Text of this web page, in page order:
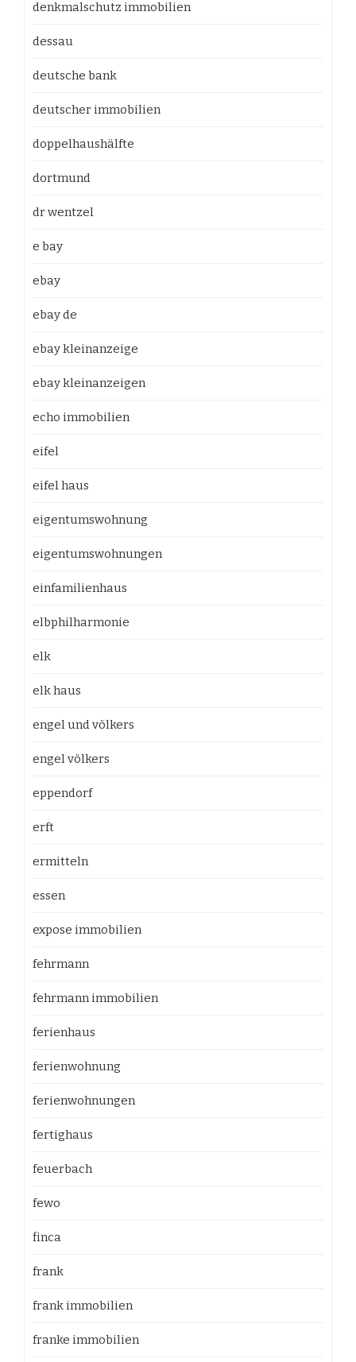
denkmalschutz immobilien
dessau
deutsche bank
deutscher immobilien
doppelhaushälfte
dortmund
dr wentzel
e bay
ebay
ebay de
ebay kleinanzeige
ebay kleinanzeigen
echo immobilien
eifel
eifel haus
eigentumswohnung
eigentumswohnungen
einfamilienhaus
elbphilharmonie
elk
elk haus
engel und völkers
engel völkers
eppendorf
erft
ermitteln
essen
expose immobilien
fehrmann
fehrmann immobilien
ferienhaus
ferienwohnung
ferienwohnungen
fertighaus
feuerbach
fewo
finca
frank
frank immobilien
franke immobilien